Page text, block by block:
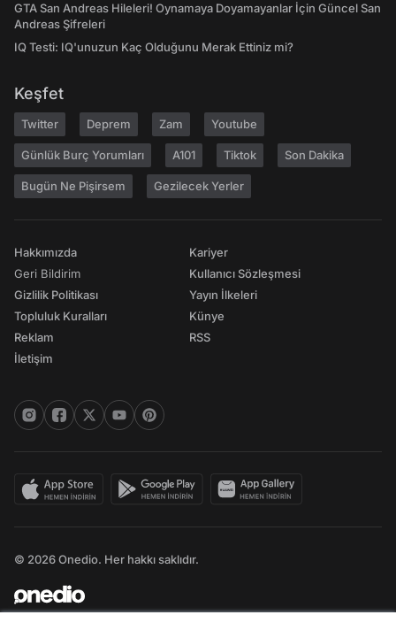
GTA San Andreas Hileleri! Oynamaya Doyamayanlar İçin Güncel San
Andreas Şifreleri
IQ Testi: IQ'unuzun Kaç Olduğunu Merak Ettiniz mi?
Keşfet
Twitter Deprem Zam Youtube
Günlük Burç Yorumları A101 Tiktok Son Dakika
Bugün Ne Pişirsem Gezilecek Yerler
Hakkımızda
Geri Bildirim
Gizlilik Politikası
Topluluk Kuralları
Reklam
İletişim
Kariyer
Kullanıcı Sözleşmesi
Yayın İlkeleri
Künye
RSS
© 2026 Onedio. Her hakkı saklıdır.